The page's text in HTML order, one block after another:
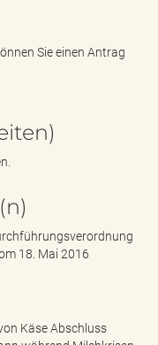
Sie einen Antrag
18. Mai 2016
Käse Abschluss